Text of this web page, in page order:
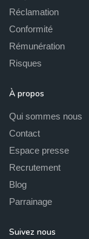
Réclamation
Conformité
Rémunération
Risques
À propos
Qui sommes nous
Contact
Espace presse
Recrutement
Blog
Parrainage
Suivez nous